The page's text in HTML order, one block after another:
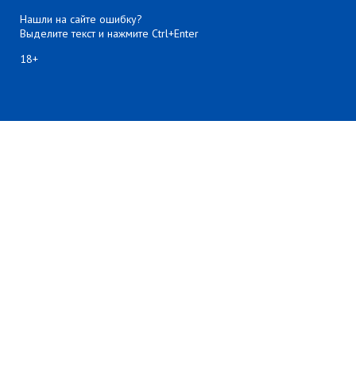
Нашли на сайте ошибку?
Выделите текст и нажмите Ctrl+Enter
18+